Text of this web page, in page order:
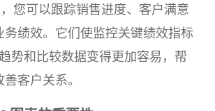
您可以跟踪销售进度、客户满意
务绩效。它们使监控关键绩效指标
趋势和比较数据变得更加容易，帮
客户关系。